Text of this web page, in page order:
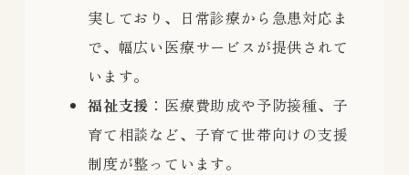
実しており、日常診療から急患対応ま
で、幅広い医療サービスが提供されて
います。
福祉支援 ：医療費助成や予防接種、子
育て相談など、子育て世帯向けの支援
制度が整っています。